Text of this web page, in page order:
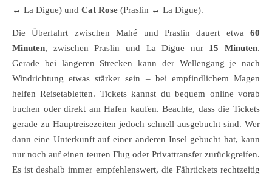
↔ La Digue) und Cat Rose (Praslin ↔ La Digue).
Die Überfahrt zwischen Mahé und Praslin dauert etwa 60
Minuten, zwischen Praslin und La Digue nur 15 Minuten.
Gerade bei längeren Strecken kann der Wellengang je nach
Windrichtung etwas stärker sein – bei empfindlichem Magen
helfen Reisetabletten. Tickets kannst du bequem online vorab
buchen oder direkt am Hafen kaufen. Beachte, dass die Tickets
gerade zu Hauptreisezeiten jedoch schnell ausgebucht sind. Wer
dann eine Unterkunft auf einer anderen Insel gebucht hat, kann
nur noch auf einen teuren Flug oder Privattransfer zurückgreifen.
Es ist deshalb immer empfehlenswert, die Fährtickets rechtzeitig